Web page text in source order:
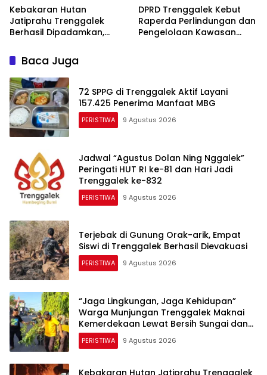
Kebakaran Hutan
Jatiprahu Trenggalek
Berhasil Dipadamkan,
Sulit
DPRD Trenggalek Kebut
Raperda Perlindungan dan
Pengelolaan Kawasan
Baca Juga
72 SPPG di Trenggalek Aktif Layani
157.425 Penerima Manfaat MBG
PERISTIWA 9 Agustus 2026
Jadwal “Agustus Dolan Ning Nggalek”
Peringati HUT RI ke-81 dan Hari Jadi
Trenggalek ke-832
PERISTIWA 9 Agustus 2026
Terjebak di Gunung Orak-arik, Empat
Siswi di Trenggalek Berhasil Dievakuasi
PERISTIWA 9 Agustus 2026
“​Jaga Lingkungan, Jaga Kehidupan”
Warga Munjungan Trenggalek Maknai
Kemerdekaan Lewat Bersih Sungai dan
Donor Darah
PERISTIWA 9 Agustus 2026
Kebakaran Hutan Jatiprahu Trenggalek